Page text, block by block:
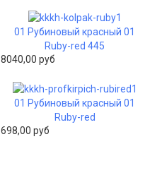
01 Рубиновый красный 01
Ruby-red 445
8040,00 руб
01 Рубиновый красный 01
Ruby-red
698,00 руб